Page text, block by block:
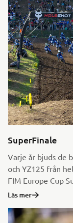
SuperFinale
Varje år bjuds de
och YZ125 från
FIM Europe Cup
Läs mer